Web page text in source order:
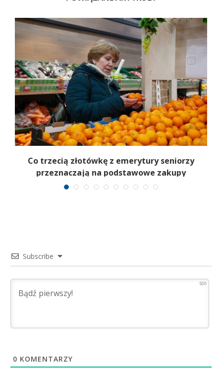
Co trzecią złotówkę z emerytury seniorzy
przeznaczają na podstawowe zakupy
Subscribe
500
0 KOMENTARZY